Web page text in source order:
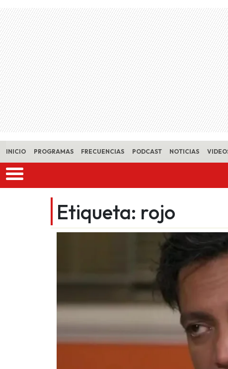
Skip to main content
INICIO PROGRAMAS FRECUENCIAS PODCAST NOTICIAS
Etiqueta: rojo